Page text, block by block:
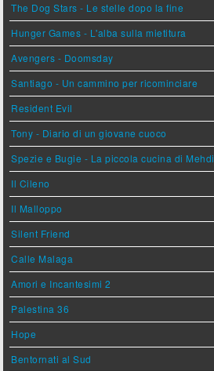
The Dog Stars - Le stelle dopo la fine
Hunger Games - L'alba sulla mietitura
Avengers - Doomsday
Santiago - Un cammino per ricominciare
Resident Evil
Tony - Diario di un giovane cuoco
Spezie e Bugie - La piccola cucina di Mehdi
Il Cileno
Il Malloppo
Silent Friend
Calle Malaga
Amori e Incantesimi 2
Palestina 36
Hope
Bentornati al Sud